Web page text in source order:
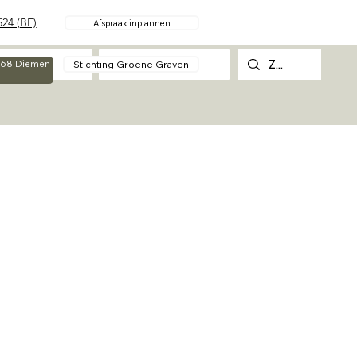
Over Contact
Diemen Stichting Groene Graven
(BE) Afspraak inplannen